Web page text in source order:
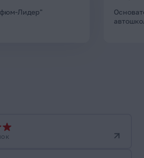
Лидер"